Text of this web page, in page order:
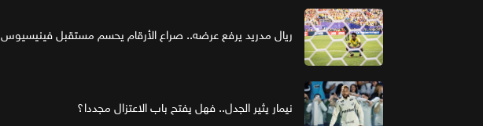
ريال مدريد يرفع عرضه.. صراع الأرقام يحسم مستقبل فينيسيوس
نيمار يثير الجدل.. فهل يفتح باب الاعتزال مجددا؟